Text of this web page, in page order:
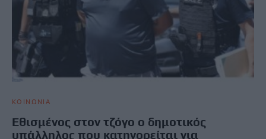
ΚΟΙΝΩΝΙΑ
Εθισμένος στον τζόγο ο δημοτικός
υπάλληλος που κατηγορείται για